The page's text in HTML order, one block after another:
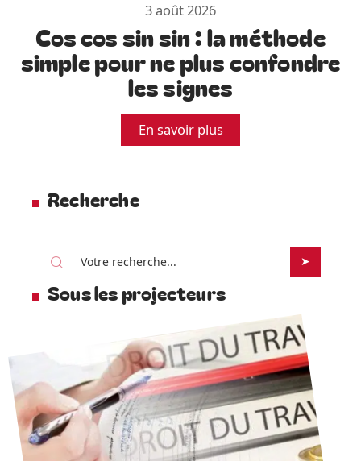
3 août 2026
Cos cos sin sin : la méthode
simple pour ne plus confondre
les signes
En savoir plus
Recherche
Sous les projecteurs